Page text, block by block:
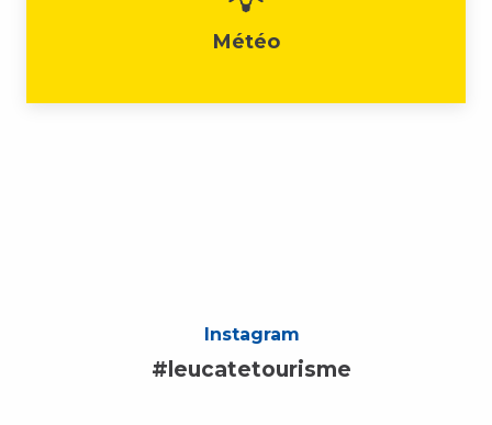
Météo
Instagram
#leucatetourisme